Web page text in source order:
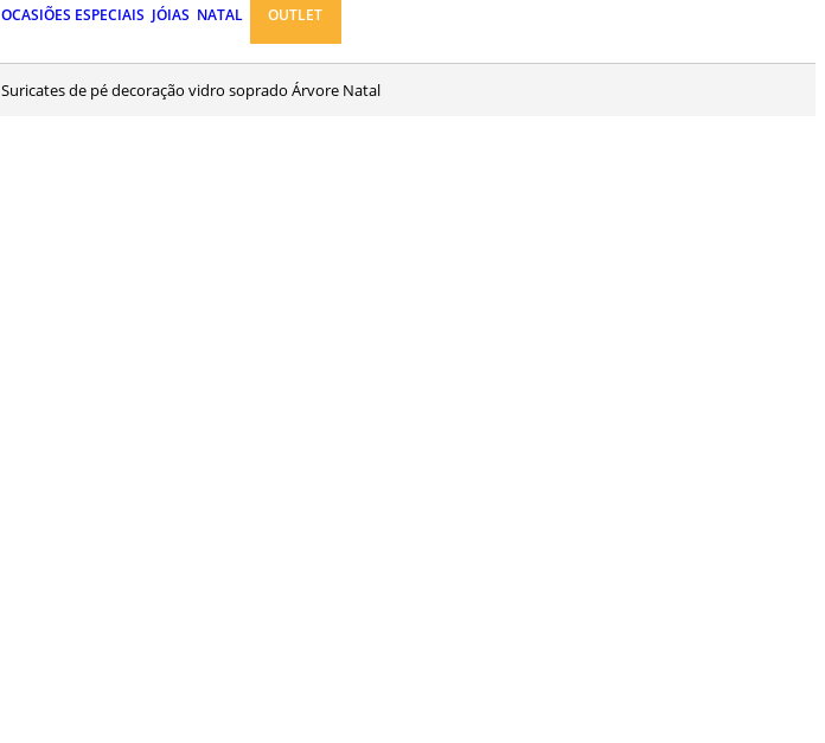
OCASIÕES ESPECIAIS JÓIAS NATAL OUTLET
Suricates de pé decoração vidro soprado Árvore Natal